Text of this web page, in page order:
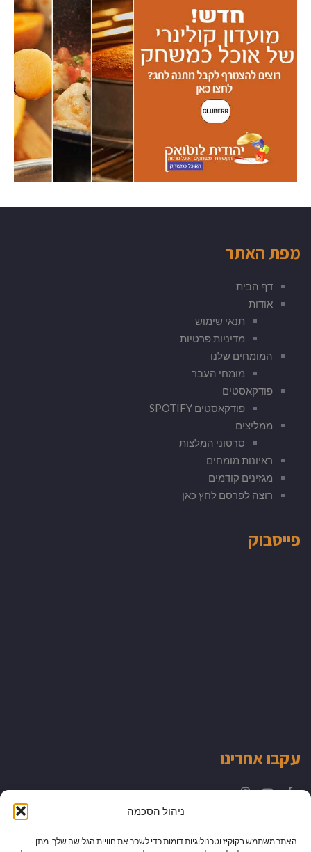
ניהול הסכמה
האתר משתמש בקוקיז וטכנולוגיות דומות כדי לשפר את חוויית הגלישה שלך. מתן
מפת האתר
דף הבית
אודות
תנאי שימוש
מדיניות פרטיות
המומחים שלנו
מומחי העבר
פודקאסטים
פודקאסטים SPOTIFY
ממליצים
סרטוני המלצות
ראיונות מומחים
מגזינים קודמים
רוצה לפרסם לחץ כאן
פייסבוק
עקבו אחרינו